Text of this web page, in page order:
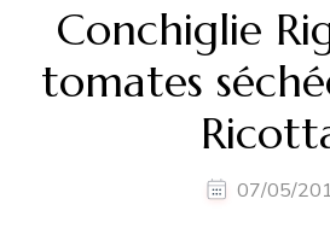
Conchiglie
tomates
07/05/